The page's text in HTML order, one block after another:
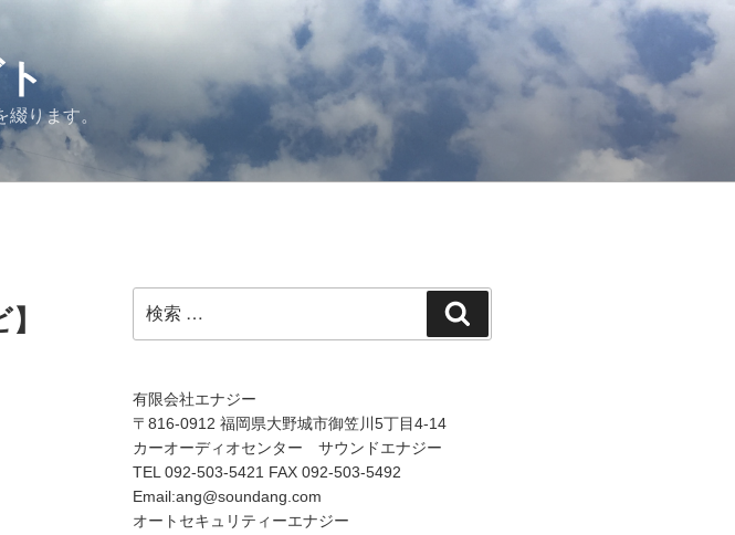
ります。
索:
索
有限会社エナジー
〒816-0912 福岡県大野城市御笠川5丁目4-14
カーオーディオセンター サウンドエナジー
TEL 092-503-5421 FAX 092-503-5492
Email:ang@soundang.com
オートセキュリティーエナジー